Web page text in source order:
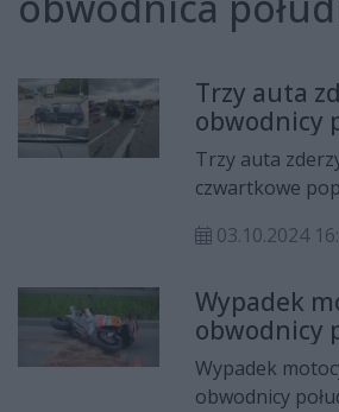
Trzy auta
obwodnicy
Radomia
Trzy auta
czwartkowe
południowej
03.10.2024
Wypadek
obwodnicy
Wypadek
obwodnicy